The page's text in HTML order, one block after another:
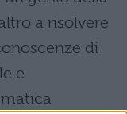
a risolvere
di
e